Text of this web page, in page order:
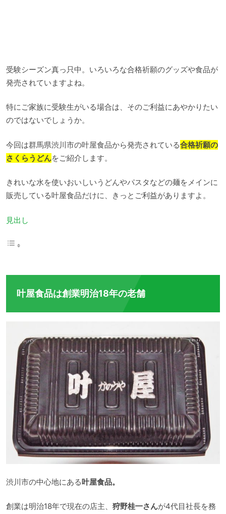
受験シーズン真っ只中。いろいろな合格祈願のグッズや食品が
発売されていますよね。
特にご家族に受験生がいる場合は、そのご利益にあやかりたい
のではないでしょうか。
今回は群馬県渋川市の叶屋食品から発売されている合格祈願の
さくらうどんをご紹介します。
きれいな水を使いおいしいうどんやパスタなどの麺をメインに
販売している叶屋食品だけに、きっとご利益がありますよ。
見出し
叶屋食品は創業明治18年の老舗
渋川市の中心地にある叶屋食品。
創業は明治18年で現在の店主、 狩野桂一さんが4代目社長を務